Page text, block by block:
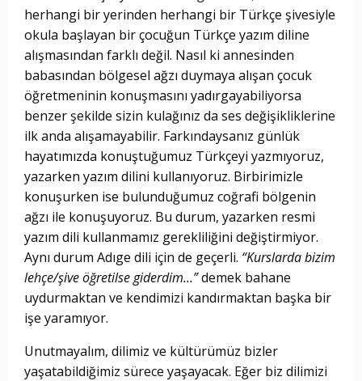
herhangi bir yerinden herhangi bir Türkçe şivesiyle
okula başlayan bir çocuğun Türkçe yazım diline
alışmasından farklı değil. Nasıl ki annesinden
babasından bölgesel ağzı duymaya alışan çocuk
öğretmeninin konuşmasını yadırgayabiliyorsa
benzer şekilde sizin kulağınız da ses değişikliklerine
ilk anda alışamayabilir. Farkındaysanız günlük
hayatımızda konuştuğumuz Türkçeyi yazmıyoruz,
yazarken yazım dilini kullanıyoruz. Birbirimizle
konuşurken ise bulunduğumuz coğrafi bölgenin
ağzı ile konuşuyoruz. Bu durum, yazarken resmi
yazım dili kullanmamız gerekliliğini değiştirmiyor.
Aynı durum Adıge dili için de geçerli. “Kurslarda bizim
lehçe/şive öğretilse giderdim…”demek bahane
uydurmaktan ve kendimizi kandırmaktan başka bir
işe yaramıyor.
Unutmayalım, dilimiz ve kültürümüz bizler
yaşatabildiğimiz sürece yaşayacak. Eğer biz dilimizi